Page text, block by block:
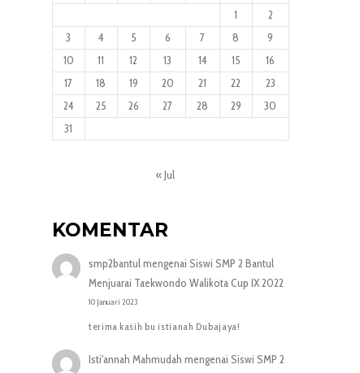
1
2
3
4 5 6 7 8
9
10
11 12 13 14 15
16
17
18 19 20 21 22
23
24
25 26 27 28 29
30
31
« Jul
KOMENTAR
smp2bantulmengenai Siswi SMP 2 Bantul
Menjuarai Taekwondo Walikota Cup IX 2022
10 Januari 2023
terima kasih bu istianah Dubajaya!
Isti'annah Mahmudah mengenai Siswi SMP 2